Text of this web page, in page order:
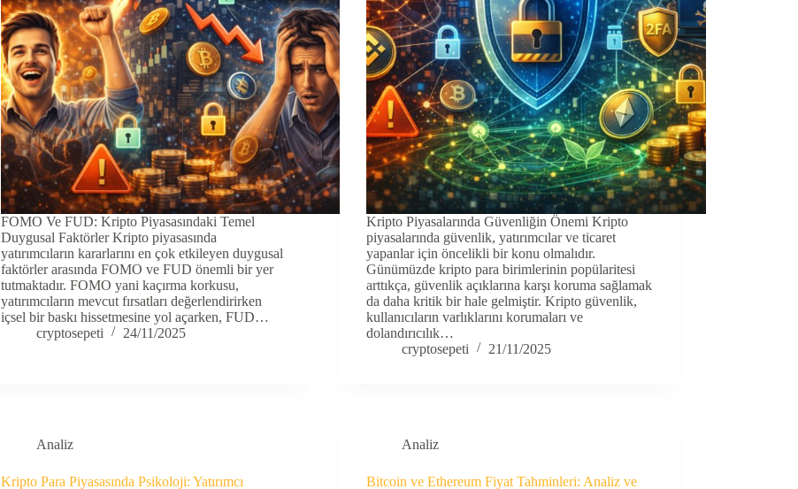
FOMO Ve FUD: Kripto Piyasasındaki Temel
Duygusal Faktörler Kripto piyasasında
yatırımcıların kararlarını en çok etkileyen duygusal
faktörler arasında FOMO ve FUD önemli bir yer
tutmaktadır. FOMO yani kaçırma korkusu,
yatırımcıların mevcut fırsatları değerlendirirken
içsel bir baskı hissetmesine yol açarken, FUD…
cryptosepeti
24/11/2025
Kripto Piyasalarında Güvenliğin Önemi Kripto
piyasalarında güvenlik, yatırımcılar ve ticaret
yapanlar için öncelikli bir konu olmalıdır.
Günümüzde kripto para birimlerinin popülaritesi
arttıkça, güvenlik açıklarına karşı koruma sağlamak
da daha kritik bir hale gelmiştir. Kripto güvenlik,
kullanıcıların varlıklarını korumaları ve
dolandırıcılık…
cryptosepeti
21/11/2025
Analiz
Kripto Para Piyasasında Psikoloji: Yatırımcı
Analiz
Bitcoin ve Ethereum Fiyat Tahminleri: Analiz ve